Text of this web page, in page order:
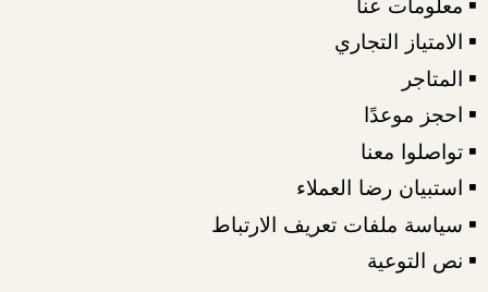
• معلومات عنا
• الامتياز التجاري
• المتاجر
• احجز موعدًا
• تواصلوا معنا
• استبيان رضا العملاء
• سياسة ملفات تعريف الارتباط
• نص التوعية